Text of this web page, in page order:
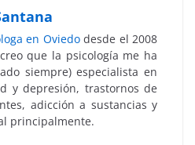
en Oviedodesde el 2008
que la psicología me ha
siempre) especialista en
y depresión, trastornos de
adicción a sustancias y
principalmente.